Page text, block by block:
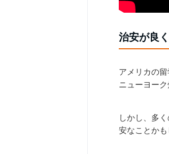
治安が良
アメリカの
ニューヨーク
しかし、多
安なことかも